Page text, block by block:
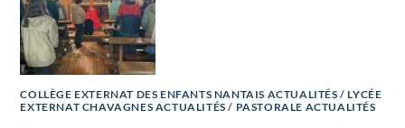
COLLÈGE EXTERNAT DES ENFANTS NANTAIS ACTUALITÉS /LYCÉE
EXTERNAT CHAVAGNES ACTUALITÉS / PASTORALE ACTUALITÉS